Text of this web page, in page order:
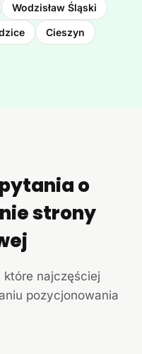
Wodzisław Śląski
Cieszyn
o
strony
które najczęściej
pozycjonowania